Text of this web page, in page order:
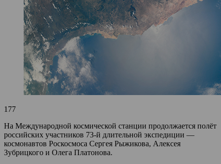
177
На Международной космической станции продолжается полёт
российских участников 73-й длительной экспедиции —
космонавтов Роскосмоса Сергея Рыжикова, Алексея
Зубрицкого и Олега Платонова.